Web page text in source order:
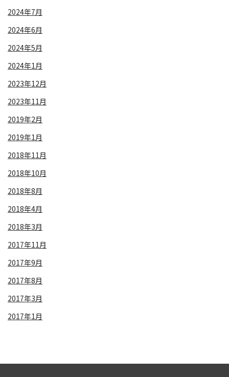
2024年7月
2024年6月
2024年5月
2024年1月
2023年12月
2023年11月
2019年2月
2019年1月
2018年11月
2018年10月
2018年8月
2018年4月
2018年3月
2017年11月
2017年9月
2017年8月
2017年3月
2017年1月